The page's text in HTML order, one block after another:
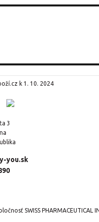
k 1. 10. 2024
3
you.sk
SWISS PHARMACEUTICAL